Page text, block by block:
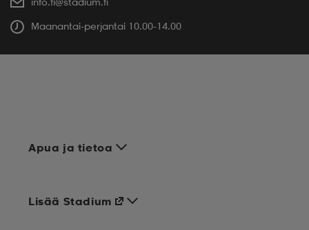
Maanantai-perjantai 10.00-14.00
Apua ja tietoa
Lisää Stadium